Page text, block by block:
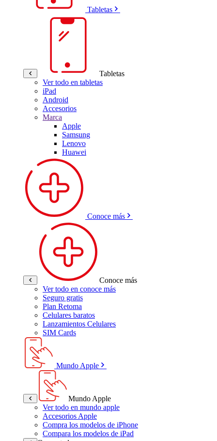
Tabletas
Tabletas
Ver todo en tabletas
iPad
Android
Accesorios
Marca
Apple
Samsung
Lenovo
Huawei
Conoce más
Conoce más
Ver todo en conoce más
Seguro gratis
Plan Retoma
Celulares baratos
Lanzamientos Celulares
SIM Cards
Mundo Apple
Mundo Apple
Ver todo en mundo apple
Accesorios Apple
Compra los modelos de iPhone
Compara los modelos de iPad